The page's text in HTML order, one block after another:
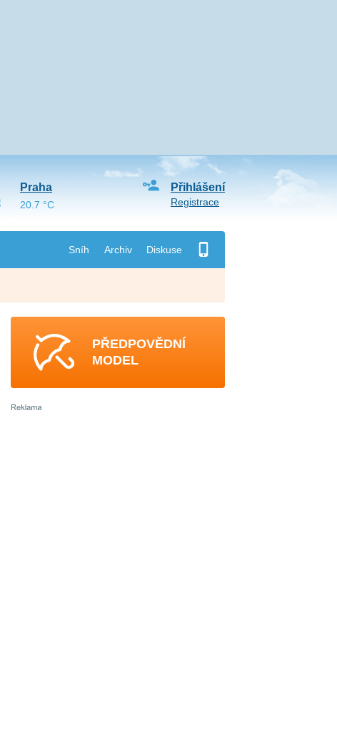
Sníh Archiv Diskuse
Přihlášení
Registrace
Praha
20.7 °C
PŘEDPOVĚDNÍ
MODEL